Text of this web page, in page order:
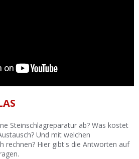
Login
Steinschlagreparatur ab? Was kostet
Und mit welchen
rechnen? Hier gibt's die Antworten auf